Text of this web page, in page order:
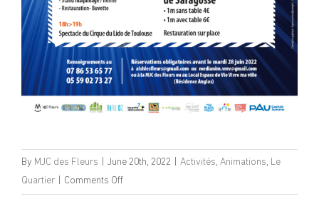
By MJC des Fleurs June 20th, 2022 Activités, Animations, Le
Quartier
Comments Offon
Fêtes